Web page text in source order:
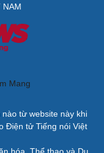
NAM
từ website này khi
Điện tử Tiếng nói Việt